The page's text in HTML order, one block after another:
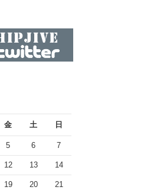
金 土 日
5 6 7
12 13 14
19 20 21